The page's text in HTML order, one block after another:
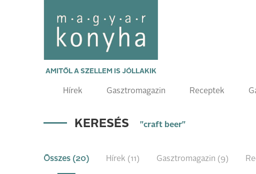
AMITŐL A SZELLEM IS JÓLLAKIK
Hírek Gasztromagazin Receptek
KERESÉS "craft beer"
Összes (20) Hírek (11) Gasztromagazin (9)